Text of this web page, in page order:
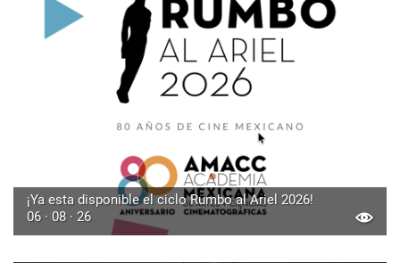
¡Ya esta disponible el ciclo Rumbo al Ariel 2026!
06 · 08 · 26